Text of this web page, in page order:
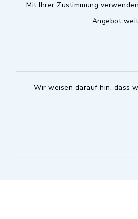
Mit Ihrer Zustimmung
Angebot
Wir weisen darauf hin, dass
09102 9958-0
09102 9958-111
Notfallnummer
0151 57140232